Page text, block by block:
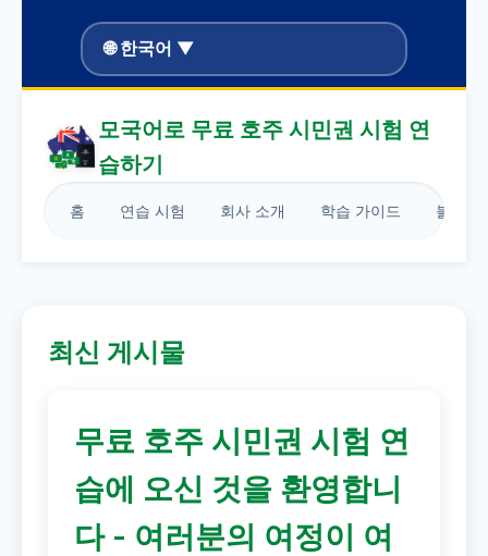
🌐 한국어 ▼
모국어로 무료 호주 시민권 시험 연
습하기
홈 연습 시험 회사 소개 학습 가이드 블로그
최신 게시물
무료 호주 시민권 시험 연
습에 오신 것을 환영합니
다 - 여러분의 여정이 여